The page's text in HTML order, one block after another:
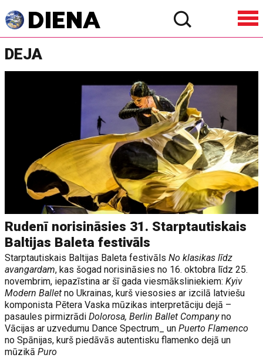
DEJA
Rudenī norisināsies 31. Starptautiskais
Baltijas Baleta festivāls
Starptautiskais Baltijas Baleta festivālsNo klasikas līdz
avangardam, kas šogad norisināsies no 16. oktobra līdz 25.
novembrim, iepazīstina ar šī gada viesmāksliniekiem:Kyiv
Modern Ballet no Ukrainas, kurš viesosies ar izcilā latviešu
komponista Pētera Vaska mūzikas interpretāciju dejā –
pasaules pirmizrādiDolorosa, Berlin Ballet Companyno
Vācijas ar uzvedumu Dance Spectrum_ unPuerto Flamenco
no Spānijas, kurš piedāvās autentisku flamenko dejā un
mūzikāPuro